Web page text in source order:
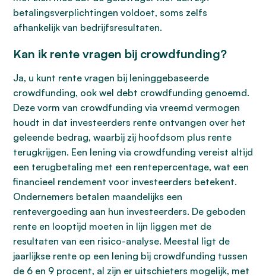
betalingsverplichtingen voldoet, soms zelfs
afhankelijk van bedrijfsresultaten.
Kan ik rente vragen bij crowdfunding?
Ja, u kunt rente vragen bij leninggebaseerde
crowdfunding, ook wel debt crowdfunding genoemd.
Deze vorm van crowdfunding via vreemd vermogen
houdt in dat investeerders rente ontvangen over het
geleende bedrag, waarbij zij hoofdsom plus rente
terugkrijgen. Een lening via crowdfunding vereist altijd
een terugbetaling met een rentepercentage, wat een
financieel rendement voor investeerders betekent.
Ondernemers betalen maandelijks een
rentevergoeding aan hun investeerders. De geboden
rente en looptijd moeten in lijn liggen met de
resultaten van een risico-analyse. Meestal ligt de
jaarlijkse rente op een lening bij crowdfunding tussen
de 6 en 9 procent, al zijn er uitschieters mogelijk, met